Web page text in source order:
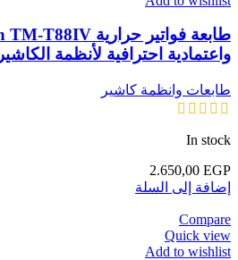
واعتمادية احترافية لأنظمة الكاشير POS
طابعات وانظمة كاشير
In stock
2.650,00 EGP
إضافة إلى السلة
Compare
Quick view
Add to wishlist